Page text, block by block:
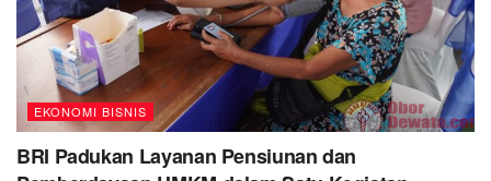
EKONOMI BISNIS
BRI Padukan Layanan Pensiunan dan